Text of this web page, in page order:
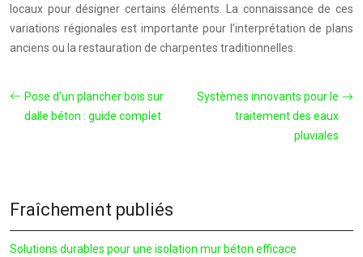
locaux pour désigner certains éléments. La connaissance de ces
variations régionales est importante pour l’interprétation de plans
anciens ou la restauration de charpentes traditionnelles.
Pose d’un plancher bois sur
dalle béton : guide complet
Systèmes innovants pour le
traitement des eaux
pluviales
Fraîchement publiés
Solutions durables pour une isolation mur béton efficace